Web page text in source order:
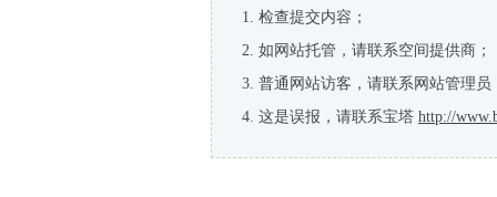
检查提交内容；
如网站托管，请联系空间提供商；
普通网站访客，请联系网站管理员
这是误报，请联系宝塔 http://